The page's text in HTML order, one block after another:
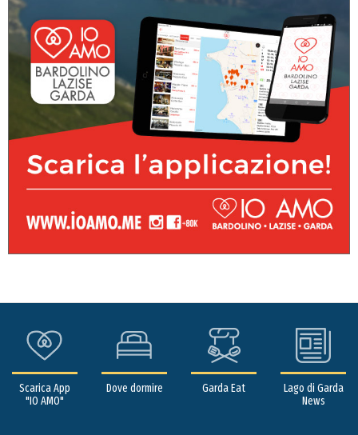
Scarica App
"IO AMO"
Dove dormire Garda Eat
Lago di Garda
News